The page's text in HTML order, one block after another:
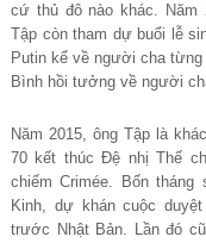
cứ thủ đô nào khác. Năm
Tập còn tham dự buổi lễ
Putin kể về người cha
Bình hồi tưởng về người
Năm 2015, ông Tập là
70 kết thúc Đệ nhị Thế
chiếm Crimée. Bốn
Kinh, dự khán cuộc
trước Nhật Bản. Lần đó